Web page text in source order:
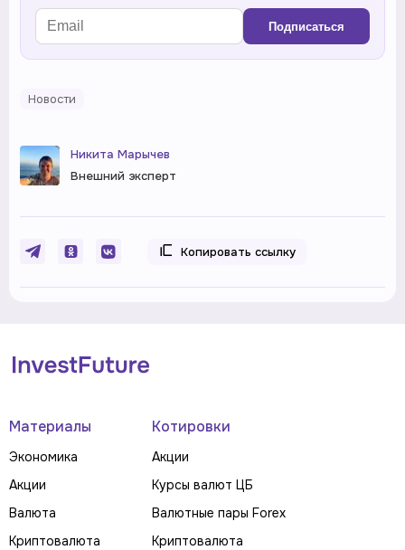
Подписаться
Новости
Никита Марычев
Внешний эксперт
Копировать ссылку
Материалы
Экономика
Акции
Валюта
Криптовалюта
Котировки
Акции
Курсы валют ЦБ
Валютные пары Forex
Криптовалюта